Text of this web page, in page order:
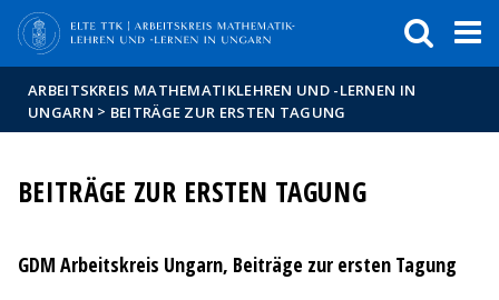
Hírek
Események
ELTE a
sajtóban
ARBEITSKREIS MATHEMATIKLEHREN UND -LERNEN IN
UNGARN > BEITRÄGE ZUR ERSTEN TAGUNG
BEITRÄGE ZUR ERSTEN TAGUNG
GDM Arbeitskreis Ungarn, Beiträge zur ersten Tagung